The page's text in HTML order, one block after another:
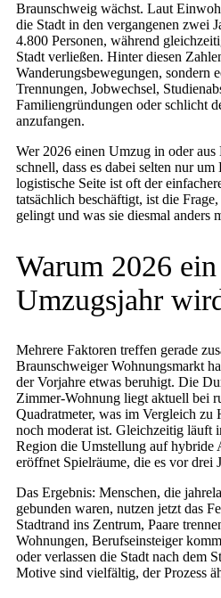
Braunschweig wächst. Laut
die Stadt in den vergangenen zwei
4.800 Personen, während
Stadt verließen. Hinter diesen
Wanderungsbewegungen, sondern
Trennungen, Jobwechsel,
Familiengründungen oder schlicht
anzufangen.
Wer 2026 einen Umzug in oder
schnell, dass es dabei selten nur
logistische Seite ist oft der
tatsächlich beschäftigt, ist die
gelingt und was sie diesmal anders
Warum 2026 ein
Umzugsjahr
Mehrere Faktoren treffen gerade
Braunschweiger Wohnungsmarkt
der Vorjahre etwas beruhigt. Die
Zimmer-Wohnung liegt aktuell bei
Quadratmeter, was im Vergleich zu
noch moderat ist. Gleichzeitig läuft
Region die Umstellung auf hybride
eröffnet Spielräume, die es vor drei
Das Ergebnis: Menschen, die
gebunden waren, nutzen jetzt das
Stadtrand ins Zentrum, Paare
Wohnungen, Berufseinsteiger
oder verlassen die Stadt nach dem
Motive sind vielfältig, der Prozess